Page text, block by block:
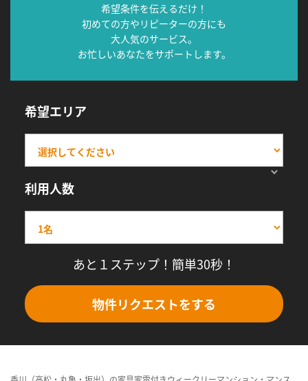
希望条件を伝えるだけ！
初めての方やリピーターの方にも
大人気のサービス。
お忙しいあなたをサポートします。
希望エリア
利用人数
あと１ステップ！簡単30秒！
物件リクエストをする